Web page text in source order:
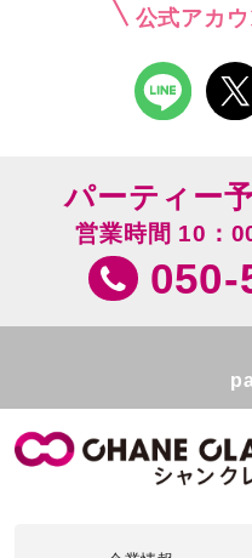
公式アカ
パーティー
営業時間 10：
050-